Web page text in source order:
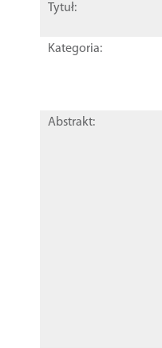
Tytuł:
Kategoria:
Abstrakt: